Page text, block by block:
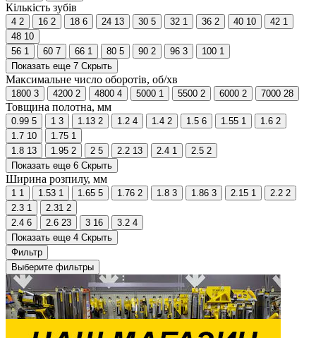
Кількість зубів
4 2 16 2 18 6 24 13 30 5 32 1 36 2 40 10 42 1
48 10
56 1 60 7 66 1 80 5 90 2 96 3 100 1
Показать еще 7 Скрыть
Максимальне число оборотів, об/хв
1800 3 4200 2 4800 4 5000 1 5500 2 6000 2 7000 28
Товщина полотна, мм
0.99 5 1 3 1.13 2 1.2 4 1.4 2 1.5 6 1.55 1 1.6 2
1.7 10 1.75 1
1.8 13 1.95 2 2 5 2.2 13 2.4 1 2.5 2
Показать еще 6 Скрыть
Ширина розпилу, мм
1 1 1.53 1 1.65 5 1.76 2 1.8 3 1.86 3 2.15 1 2.2 2
2.3 1 2.31 2
2.4 6 2.6 23 3 16 3.2 4
Показать еще 4 Скрыть
Фильтр
Выберите фильтры